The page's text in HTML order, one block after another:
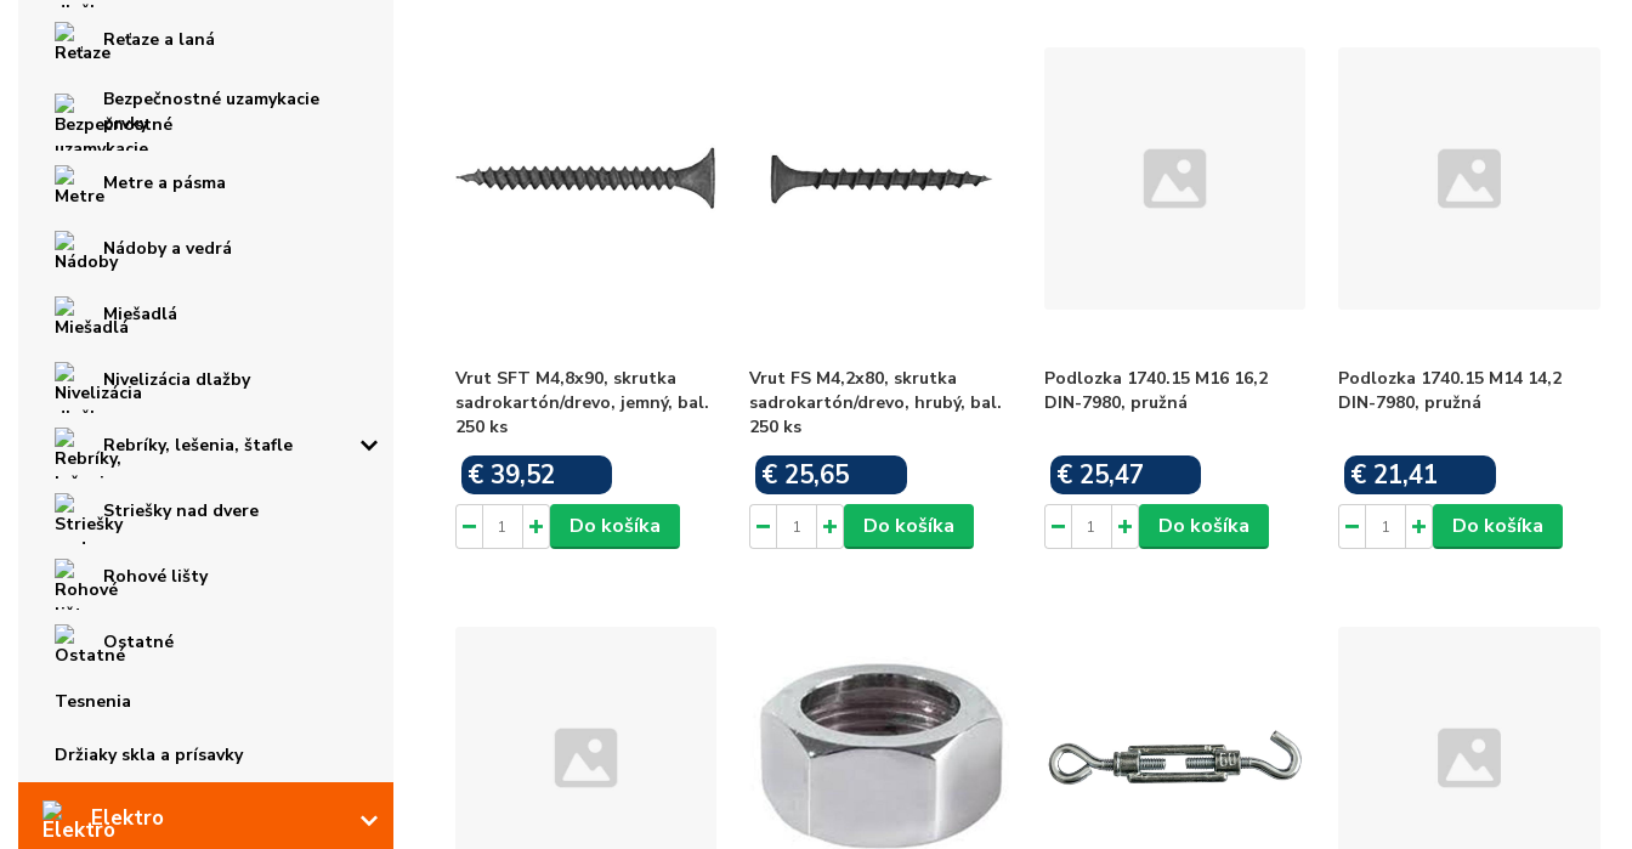
Reťaze a laná
Bezpečnostné uzamykacie
prvky
Metre a pásma
Nádoby a vedrá
Miešadlá
Nivelizácia dlažby
Rebríky, lešenia, štafle
Striešky nad dvere
Rohové lišty
Ostatné
Tesnenia
Držiaky skla a prísavky
Elektro
Vrut SFT M4,8x90, skrutka
sadrokartón/drevo, jemný, bal.
250 ks
€ 39,52
Do košíka
Vrut FS M4,2x80, skrutka
sadrokartón/drevo, hrubý, bal.
250 ks
€ 25,65
Do košíka
Podlozka 1740.15 M16 16,2
DIN-7980, pružná
€ 25,47
Do košíka
Podlozka 1740.15 M14 14,2
DIN-7980, pružná
€ 21,41
Do košíka